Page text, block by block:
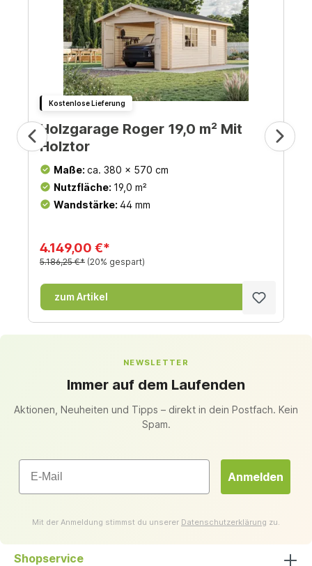
Kostenlose Lieferung
Holzgarage Roger 19,0 m² Mit
Holztor
Maße: ca. 380 x 570 cm
Nutzfläche: 19,0 m²
Wandstärke: 44 mm
4.149,00 €*
5.186,25 €* (20% gespart)
zum Artikel
NEWSLETTER
Immer auf dem Laufenden
Aktionen, Neuheiten und Tipps – direkt in dein Postfach. Kein
Spam.
Email
Anmelden
Mit der Anmeldung stimmst du unserer Datenschutzerklärung zu.
Shopservice